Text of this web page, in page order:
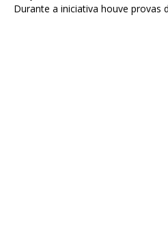
Durante a iniciativa houve provas